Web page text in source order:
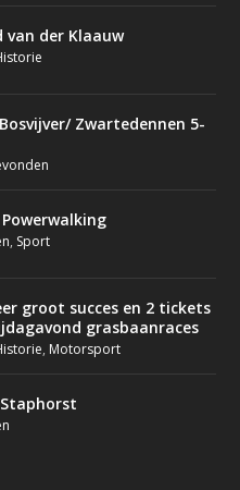
der Klaauw
Zwartedennen 5-
, Sport
groot succes en 2 tickets
grasbaanraces
, Motorsport